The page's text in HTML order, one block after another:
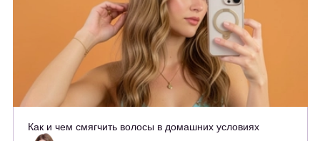
Как и чем смягчить волосы в домашних условиях